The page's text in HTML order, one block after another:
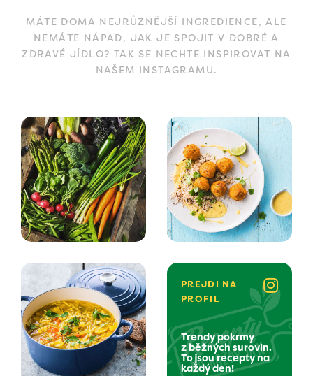
MÁTE DOMA NEJRŮZNĚJŠÍ INGREDIENCE, ALE
NEMÁTE NÁPAD, JAK JE SPOJIT V DOBRÉ A
ZDRAVÉ JÍDLO? TAK SE NECHTE INSPIROVAT NA
NAŠEM INSTAGRAMU.
PREJDI NA
PROFIL
Trendy pokrmy
z běžných surovin.
To jsou recepty na
každý den!